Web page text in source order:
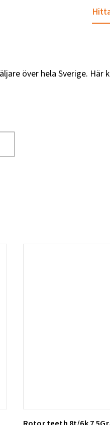
över hela Sverige. Här